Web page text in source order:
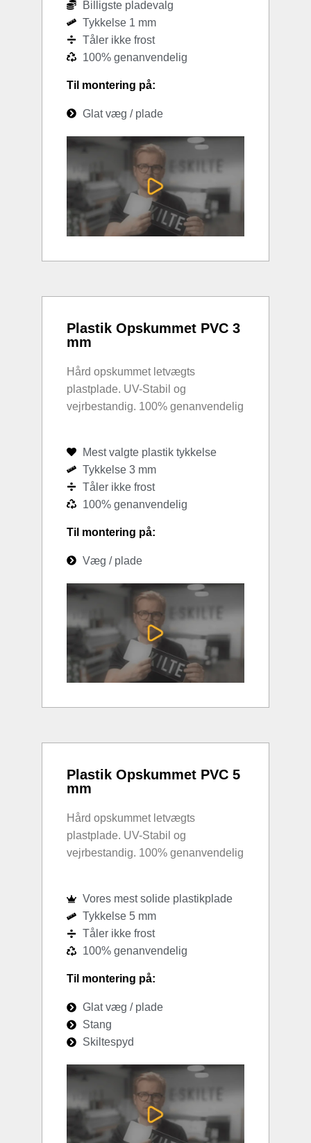
Billigste pladevalg
Tykkelse 1 mm
Tåler ikke frost
100% genanvendelig
Til montering på:
Glat væg / plade
Plastik Opskummet PVC 3
mm
Hård opskummet letvægts
plastplade. UV-Stabil og
vejrbestandig. 100% genanvendelig
Mest valgte plastik tykkelse
Tykkelse 3 mm
Tåler ikke frost
100% genanvendelig
Til montering på:
Væg / plade
Plastik Opskummet PVC 5
mm
Hård opskummet letvægts
plastplade. UV-Stabil og
vejrbestandig. 100% genanvendelig
Vores mest solide plastikplade
Tykkelse 5 mm
Tåler ikke frost
100% genanvendelig
Til montering på:
Glat væg / plade
Stang
Skiltespyd